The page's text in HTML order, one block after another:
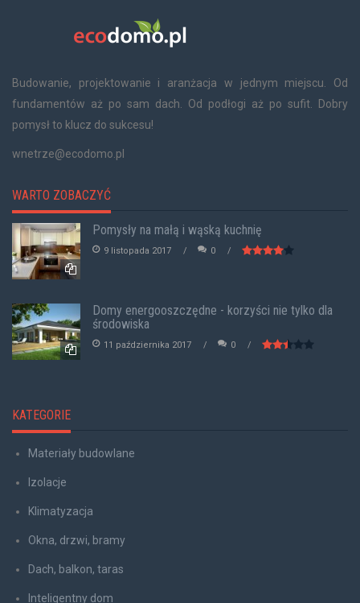
Budowanie, projektowanie i aranżacja w jednym miejscu. Od
fundamentów aż po sam dach. Od podłogi aż po sufit. Dobry
pomysł to klucz do sukcesu!
wnetrze@ecodomo.pl
WARTO ZOBACZYĆ
Pomysły na małą i wąską kuchnię
9 listopada 2017 0
Domy energooszczędne - korzyści nie tylko dla
środowiska
11 października 2017 0
KATEGORIE
Materiały budowlane
Izolacje
Klimatyzacja
Okna, drzwi, bramy
Dach, balkon, taras
Inteligentny dom